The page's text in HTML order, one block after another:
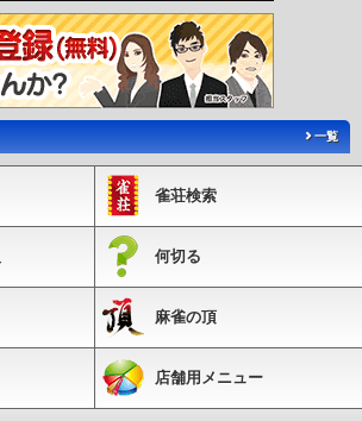
一覧
雀荘検索
何切る
麻雀の頂
店舗用メニュー